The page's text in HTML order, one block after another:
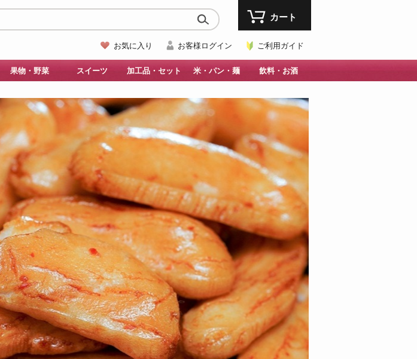
お気に入り お客様ログイン ご利用ガイド
カート
果物・野菜 スイーツ 加工品・セット 米・パン・麺 飲料・お酒